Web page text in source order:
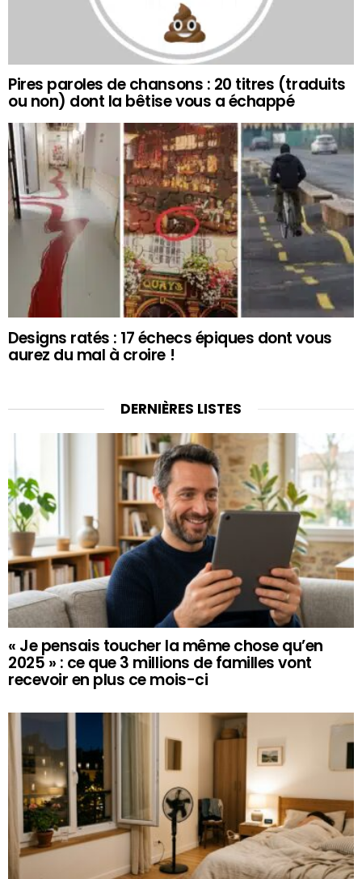
Pires paroles de chansons : 20 titres (traduits
ou non) dont la bêtise vous a échappé
Designs ratés : 17 échecs épiques dont vous
aurez du mal à croire !
DERNIÈRES LISTES
« Je pensais toucher la même chose qu’en
2025 » : ce que 3 millions de familles vont
recevoir en plus ce mois-ci